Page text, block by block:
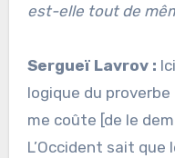
est-elle tout de
Sergueï Lavrov :
logique du proverbe
me coûte [de le
L’Occident sait que